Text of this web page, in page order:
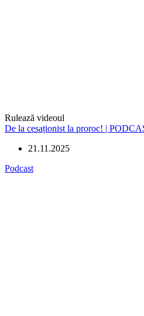
Rulează videoul
De la cesaționist la proroc! |
21.11.2025
Podcast